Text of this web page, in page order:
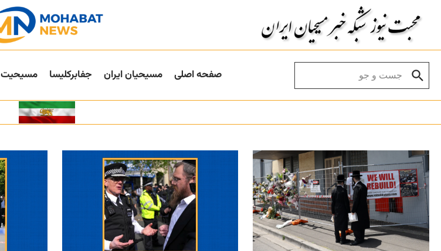
صفحه اصلی مسیحیان ایران جفا‌بر‌کلیسا مسیحیت